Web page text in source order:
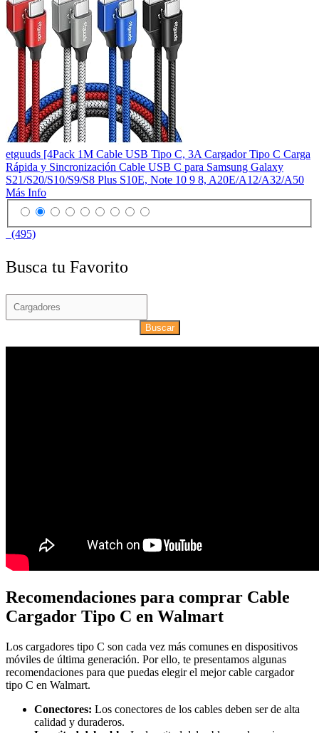
etguuds [4Pack 1M Cable USB Tipo C, 3A Cargador Tipo C Carga
Rápida y Sincronización Cable USB C para Samsung Galaxy
S21/S20/S10/S9/S8 Plus S10E, Note 10 9 8, A20E/A12/A32/A50
Más Info
(495)
Busca tu Favorito
Buscar
Recomendaciones para comprar Cable
Cargador Tipo C en Walmart
Los cargadores tipo C son cada vez más comunes en dispositivos
móviles de última generación. Por ello, te presentamos algunas
recomendaciones para que puedas elegir el mejor cable cargador
tipo C en Walmart.
Conectores: Los conectores de los cables deben ser de alta
calidad y duraderos.